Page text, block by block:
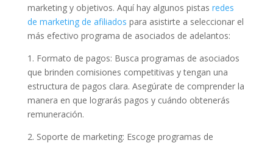
marketing y objetivos. Aquí hay algunos pistas redes
de marketing de afiliados para asistirte a seleccionar el
más efectivo programa de asociados de adelantos:
1. Formato de pagos: Busca programas de asociados
que brinden comisiones competitivas y tengan una
estructura de pagos clara. Asegúrate de comprender la
manera en que lograrás pagos y cuándo obtenerás
remuneración.
2. Soporte de marketing: Escoge programas de